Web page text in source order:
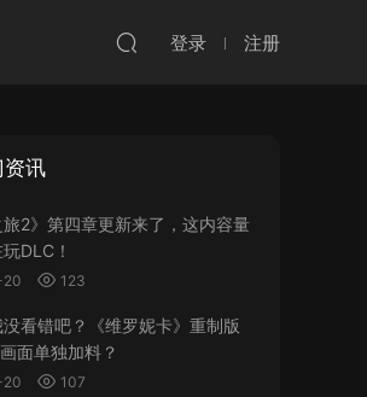
登录 注册
资讯
旅2》第四章更新来了，这内容量
DLC！
123
看错吧？《维罗妮卡》重制版
面单独加料？
107